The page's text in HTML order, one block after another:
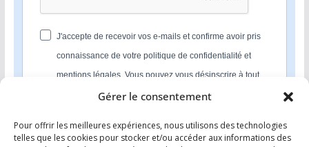
Gérer le consentement
Pour offrir les meilleures expériences, nous utilisons des technologies
telles que les cookies pour stocker et/ou accéder aux informations des
J'accepte de recevoir vos e-mails et confirme avoir pris
connaissance de votre politique de confidentialité et
mentions légales. Vous pouvez vous désinscrire à tout
moment en cliquant sur le lien présent dans nos emails.
S'INSCRIRE